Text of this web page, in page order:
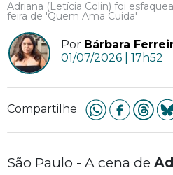
Adriana (Letícia Colin) foi
feira de 'Quem Ama Cuida'
Por Bárbara
01/07/2026 | 17h52
Compartilhe
São Paulo - A cena de